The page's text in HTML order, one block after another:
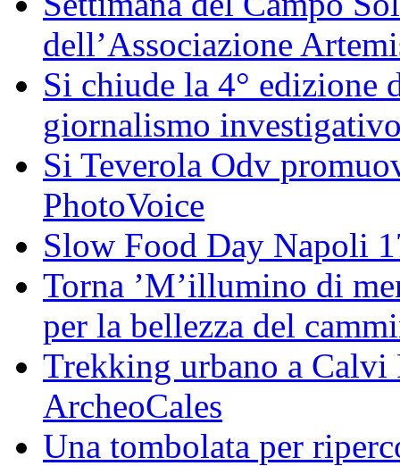
dell’Associazione
Si chiude la 4° edizione
giornalismo
Si Teverola Odv
PhotoVoice
Slow Food Day Napoli
Torna ’M’illumino di
per la bellezza del
Trekking urbano a Calvi
ArcheoCales
Una tombolata per